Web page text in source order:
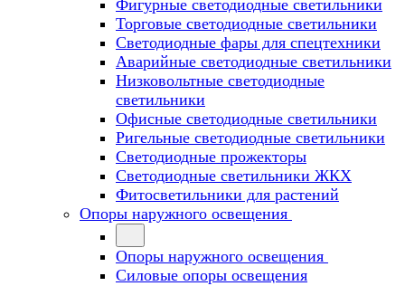
Фигурные светодиодные светильники
Торговые светодиодные светильники
Cветодиодные фары для спецтехники
Аварийные светодиодные светильники
Низковольтные светодиодные
светильники
Офисные светодиодные светильники
Ригельные светодиодные светильники
Светодиодные прожекторы
Светодиодные светильники ЖКХ
Фитосветильники для растений
Опоры наружного освещения
Опоры наружного освещения
Силовые опоры освещения